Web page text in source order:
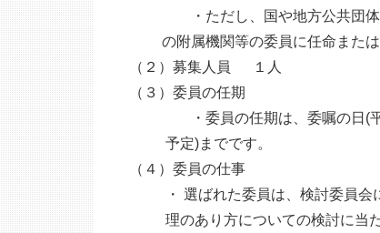
・ただし、国や地方公共団体の
の附属機関等の委員に任命または
（２）募集人員 １人
（３）委員の任期
・委員の任期は、委嘱の日(平成
予定)までです。
（４）委員の仕事
・ 選ばれた委員は、検討委員会に
理のあり方についての検討に当た